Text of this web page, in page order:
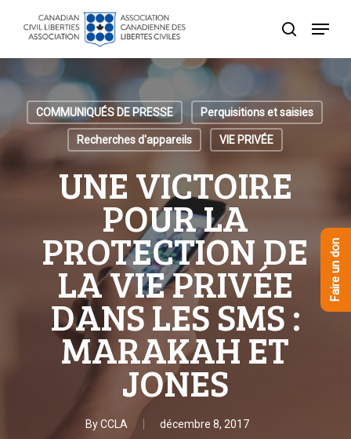
recherche
Menu
COMMUNIQUÉS DE PRESSE Perquisitions et saisies
Recherches d'appareils VIE PRIVÉE
UNE VICTOIRE
POUR LA
PROTECTION DE
LA VIE PRIVÉE
DANS LES SMS :
MARAKAH ET
JONES
By CCLA décembre 8, 2017
Faire un don